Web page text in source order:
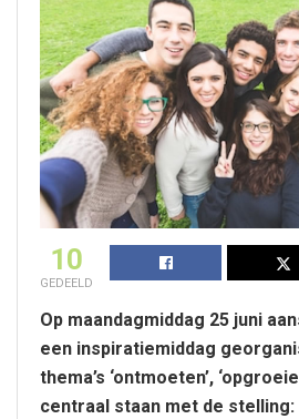
10
GEDEELD
Op maandagmiddag 25 juni
een inspiratiemiddag
thema’s ‘ontmoeten’,
centraal staan met de